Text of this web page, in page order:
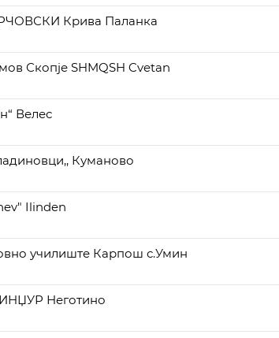
Крива Паланка
Скопје SHMQSH Cvetan
Велес
Куманово
Ilinden
училиште Карпош с.Умин
Неготино